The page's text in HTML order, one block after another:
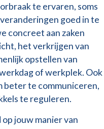
te ervaren, soms
goed in te
concreet aan zaken
het verkrijgen van
opstellen van
of werkplek. Ook
beter te communiceren,
te reguleren.
jouw manier van